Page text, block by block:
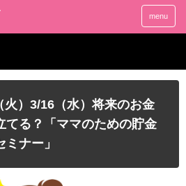
menu
火）3/16（水）将来のお金
てる？「ママのための貯金
ナー」